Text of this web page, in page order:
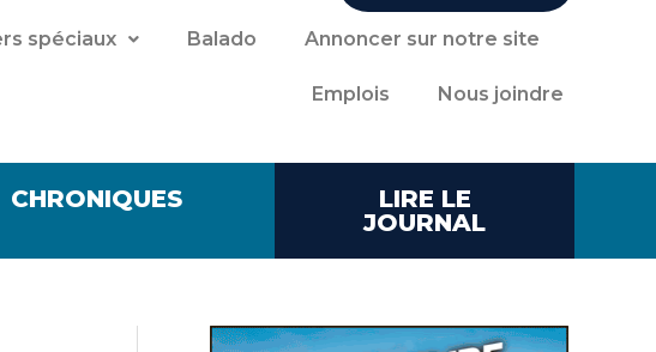
spéciaux Balado Annoncer sur notre site
Emplois Nous joindre
CHRONIQUES
LIRE LE
JOURNAL